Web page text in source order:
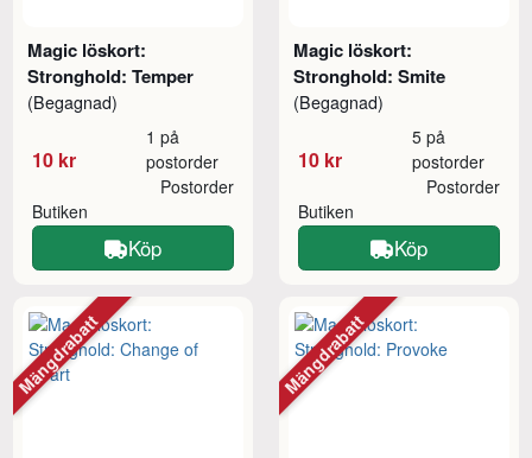
Magic löskort:
Stronghold: Temper
(Begagnad)
10 kr
1 på
postorder
Butiken
Postorder
Köp
Magic löskort:
Stronghold: Smite
(Begagnad)
10 kr
5 på
postorder
Butiken
Postorder
Köp
Mängdrabatt Mängdrabatt